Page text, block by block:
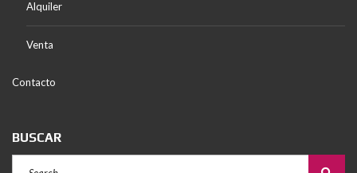
Alquiler
Venta
Contacto
BUSCAR